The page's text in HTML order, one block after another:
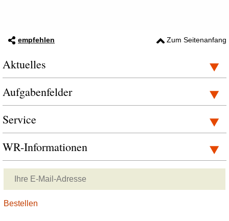
empfehlen Zum Seitenanfang
Aktuelles
Aufgabenfelder
Service
WR-Informationen